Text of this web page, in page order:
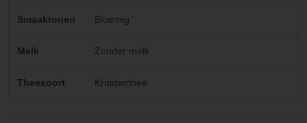
Smaaktonen Bloemig
Melk Zonder melk
Theesoort Kruidenthee